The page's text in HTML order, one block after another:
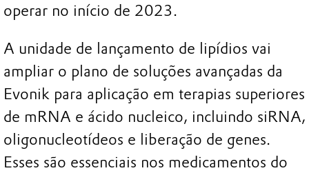
operar no início de 2023.
A unidade de lançamento de lipídios vai
ampliar o plano de soluções avançadas da
Evonik para aplicação em terapias superiores
de mRNA e ácido nucleico, incluindo siRNA,
oligonucleotídeos e liberação de genes.
Esses são essenciais nos medicamentos do